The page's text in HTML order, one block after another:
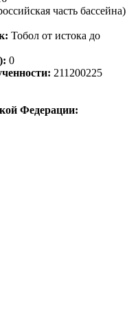
часть бассейна)
Тобол от истока до
0
211200225
Федерации: